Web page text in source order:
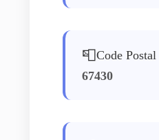
📮Code Postal
67430